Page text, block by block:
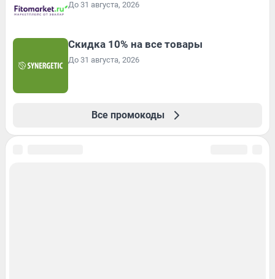
До 31 августа, 2026
Скидка 10% на все товары
До 31 августа, 2026
Все промокоды